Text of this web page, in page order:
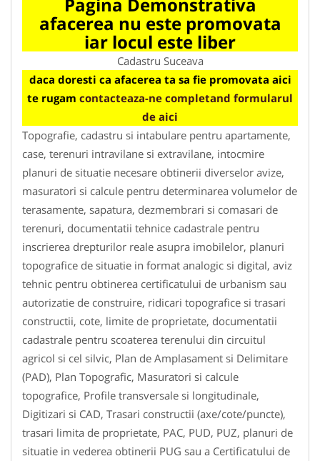
afacerea nu este promovata
iar locul este liber
Cadastru Suceava
daca doresti ca afacerea ta sa fie promovata aici
te rugam contacteaza-ne completand formularul
de aici
Topografie, cadastru si intabulare pentru apartamente,
case, terenuri intravilane si extravilane, intocmire
planuri de situatie necesare obtinerii diverselor avize,
masuratori si calcule pentru determinarea volumelor de
terasamente, sapatura, dezmembrari si comasari de
terenuri, documentatii tehnice cadastrale pentru
inscrierea drepturilor reale asupra imobilelor, planuri
topografice de situatie in format analogic si digital, aviz
tehnic pentru obtinerea certificatului de urbanism sau
autorizatie de construire, ridicari topografice si trasari
constructii, cote, limite de proprietate, documentatii
cadastrale pentru scoaterea terenului din circuitul
agricol si cel silvic, Plan de Amplasament si Delimitare
(PAD), Plan Topografic, Masuratori si calcule
topografice, Profile transversale si longitudinale,
Digitizari si CAD, Trasari constructii (axe/cote/puncte),
trasari limita de proprietate, PAC, PUD, PUZ, planuri de
situatie in vederea obtinerii PUG sau a Certificatului de